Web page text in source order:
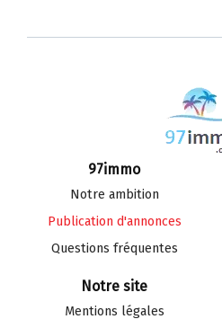
97immo
Notre ambition
Publication d'annonces
Questions fréquentes
Notre site
Mentions légales